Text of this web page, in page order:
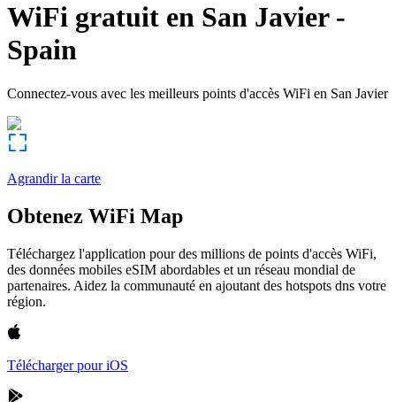
WiFi gratuit en San Javier-
Spain
Connectez-vous avec les meilleurs points d'accès WiFi en San Javier
Agrandir la carte
Obtenez WiFi Map
Téléchargez l'application pour des millions de points d'accès WiFi,
des données mobiles eSIM abordables et un réseau mondial de
partenaires. Aidez la communauté en ajoutant des hotspots dns votre
région.
Télécharger pour iOS